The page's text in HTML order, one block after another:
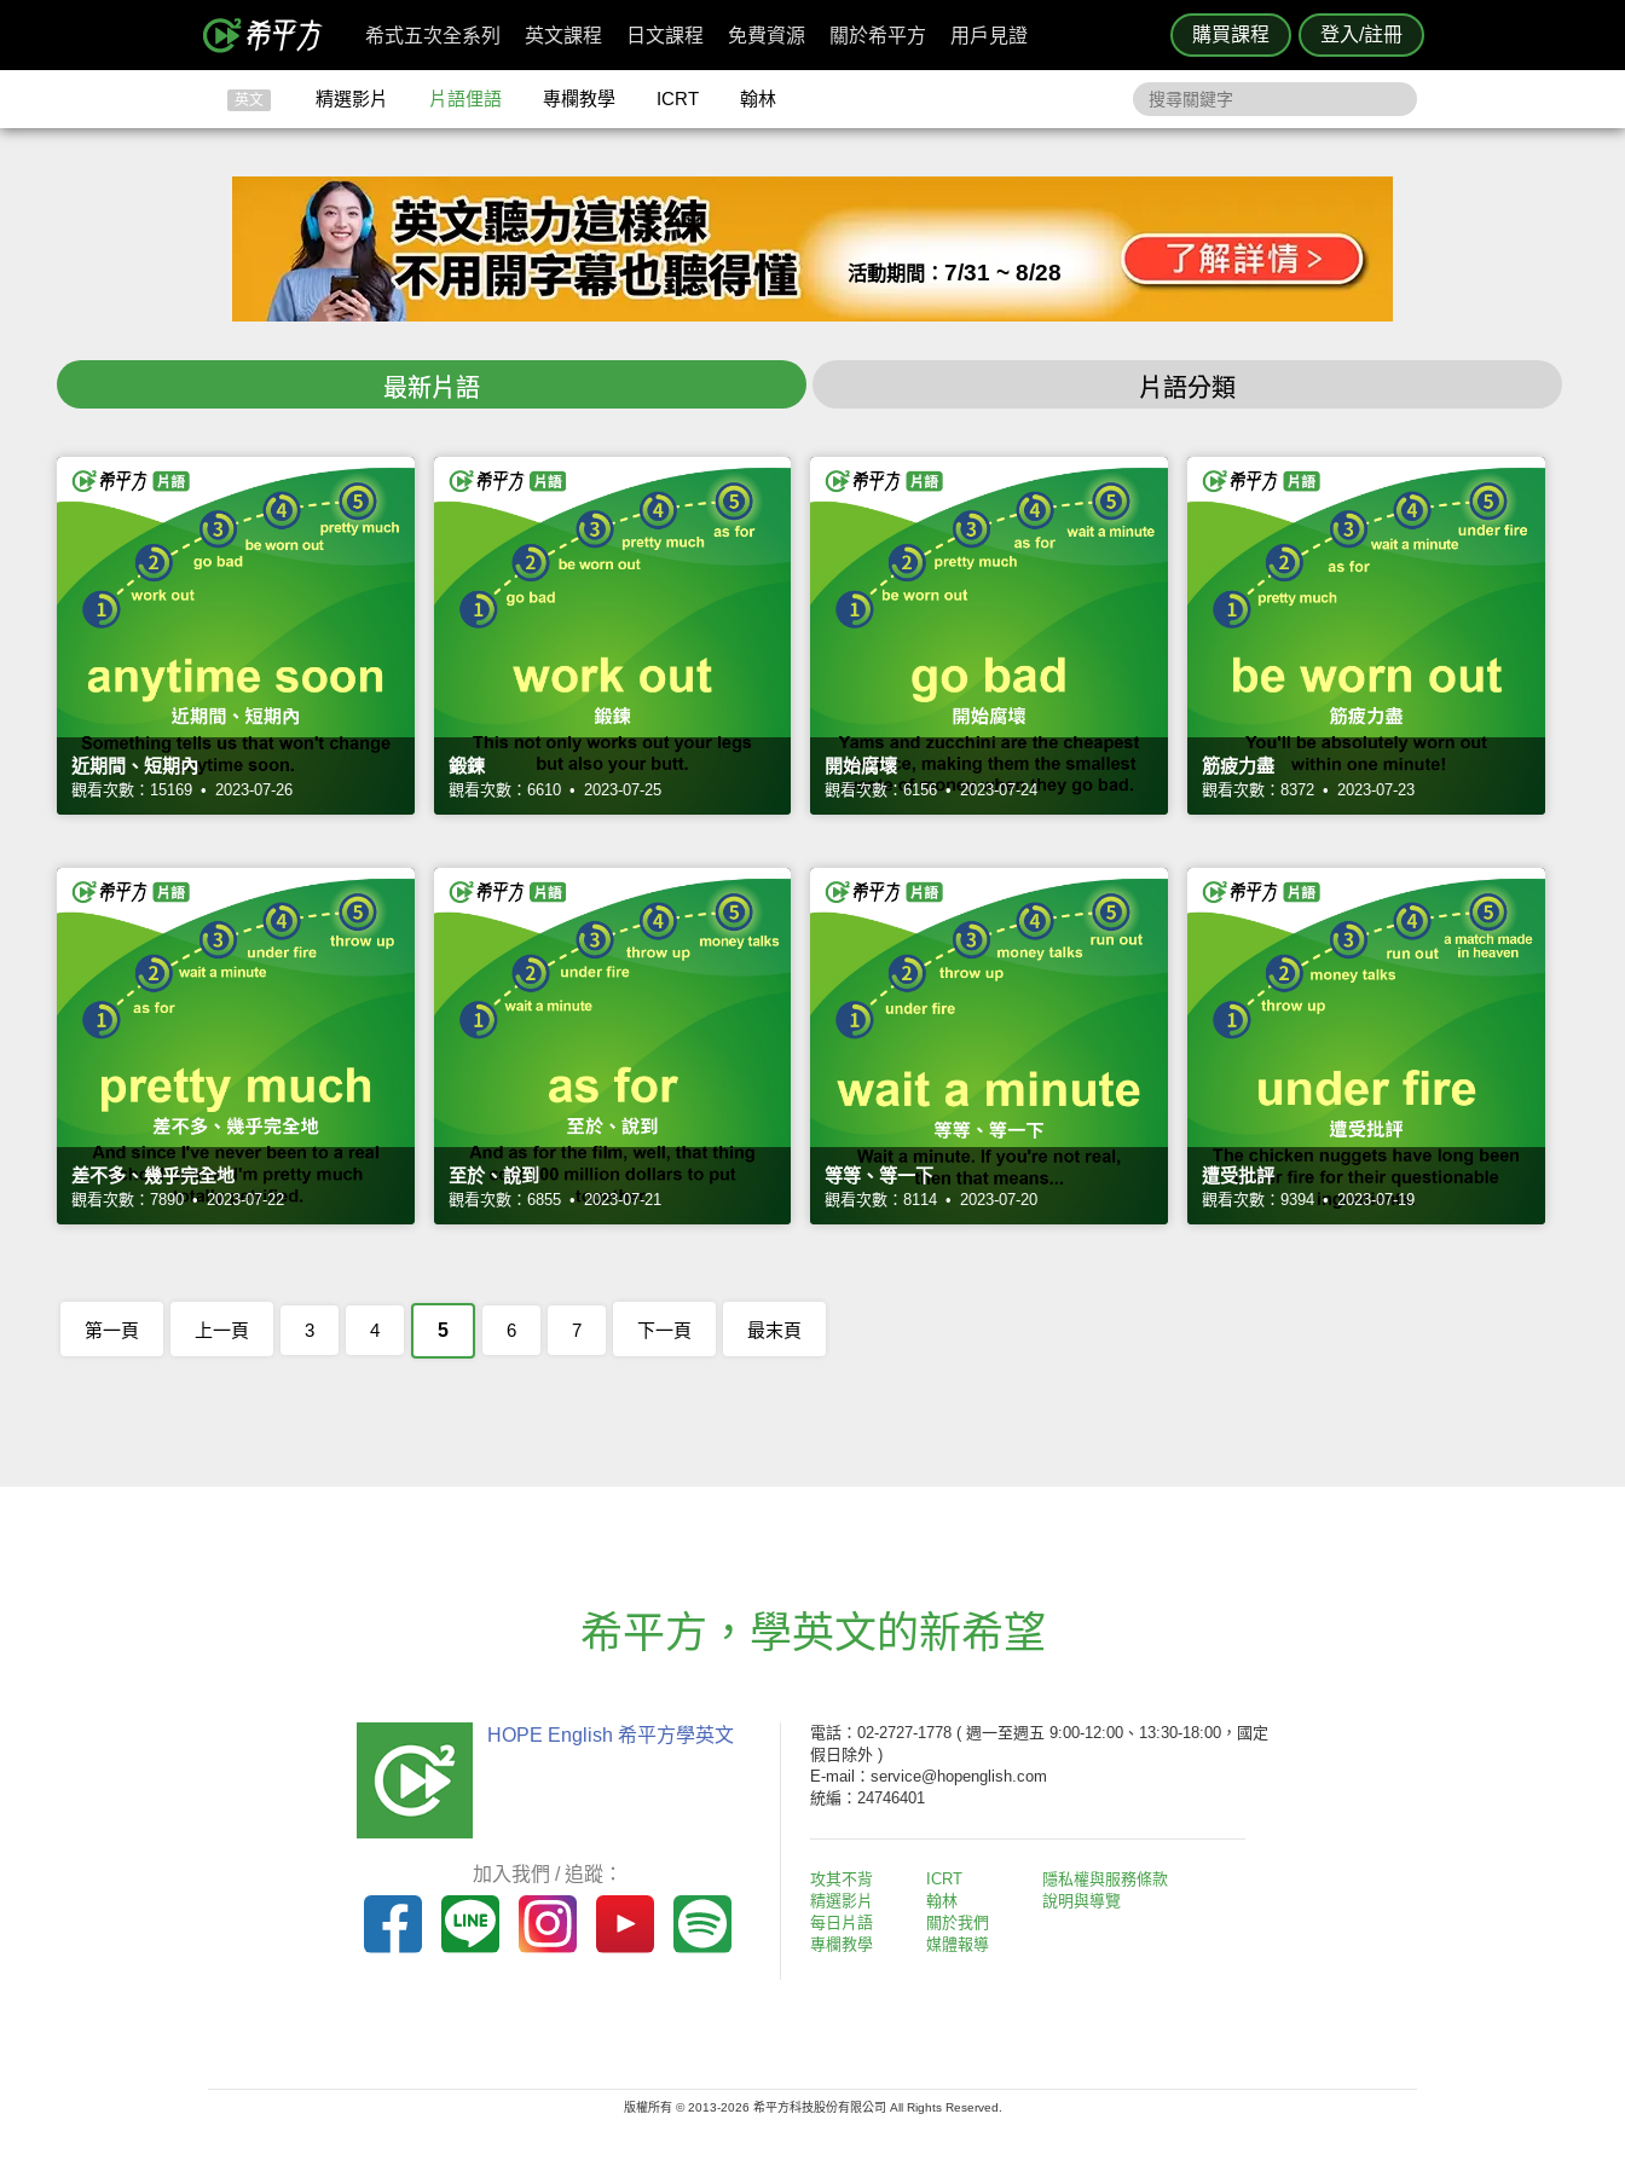
購買課程 登入/註冊
希式五次全系列 英文課程 日文課程 免費資源 關於希平方 用戶見證
英文 精選影片 片語俚語 專欄教學 ICRT 翰林
活動期間： 7/31 ~ 8/28
最新片語 片語分類
近期間、短期內
觀看次數：15169 • 2023-07-26
鍛鍊
觀看次數：6610 • 2023-07-25
開始腐壞
觀看次數：6156 • 2023-07-24
筋疲力盡
觀看次數：8372 • 2023-07-23
差不多、幾乎完全地
觀看次數：7890 • 2023-07-22
至於、說到
觀看次數：6855 • 2023-07-21
等等、等一下
觀看次數：8114 • 2023-07-20
遭受批評
觀看次數：9394 • 2023-07-19
第一頁 上一頁 3 4 5 6 7 下一頁 最末頁
希平方 ， 學英文的新希望
HOPE English 希平方學英文
加入我們 / 追蹤：
電話：02-2727-1778 ( 週一至週五 9:00-12:00、13:30-18:00，國定
假日除外 )
E-mail：service@hopenglish.com
統編：24746401
攻其不背
精選影片
每日片語
專欄教學
ICRT
翰林
關於我們
媒體報導
隱私權與服務條款
說明與導覽
版權所有 © 2013-2026 希平方科技股份有限公司 All Rights Reserved.